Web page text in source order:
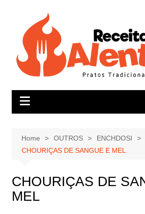
Home OUTROS
ENCHDOSI
CHOURIÇAS DE SANGUE E MEL
CHOURIÇAS DE
MEL